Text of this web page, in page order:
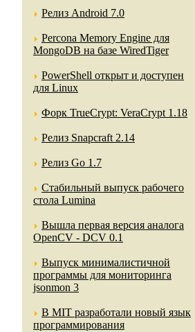
Релиз Android 7.0
Percona Memory Engine для
MongoDB на базе WiredTiger
PowerShell открыт и доступен
для Linux
Форк TrueCrypt: VeraCrypt 1.18
Релиз Snapcraft 2.14
Релиз Go 1.7
Стабильный выпуск рабочего
стола Lumina
Вышла первая версия аналога
OpenCV - DCV 0.1
Выпуск минималистичной
программы для мониторинга
jsonmon 3
В MIT разработали новый язык
программирования